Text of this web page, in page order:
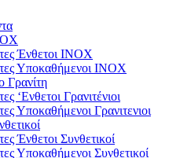
Ένθετοι INOX
Υποκαθήμενοι INOX
Γρανίτη
‘Ενθετοι Γρανιτένιοι
Υποκαθήμενοι Γρανιτενιοι
Ένθετοι Συνθετικοί
Υποκαθήμενοι Συνθετικοί